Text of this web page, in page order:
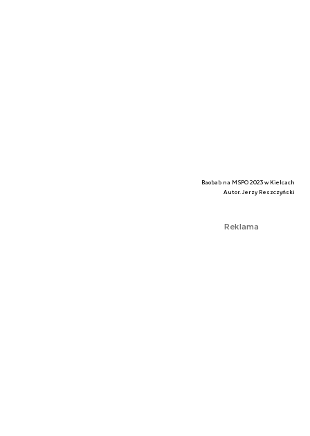
Baobab na MSPO 2023 w Kielcach
Autor. Jerzy Reszczyński
Reklama